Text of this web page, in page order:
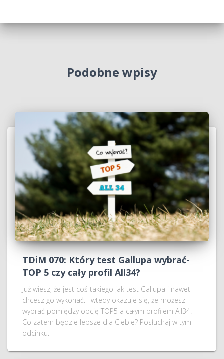
Podobne wpisy
TDiM 070: Który test Gallupa wybrać-
TOP 5 czy cały profil All34?
Już wiesz, że jest coś takiego jak test Gallupa i nawet
chcesz go wykonać. I wtedy okazuje się, że możesz
wybrać pomiędzy opcję TOP5 a całym profilem All34.
Co zatem będzie lepsze dla Ciebie? Posłuchaj w tym
odcinku.